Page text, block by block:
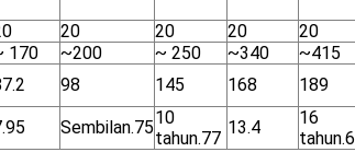
20 20 20
20
170 ~200 ~ 250 ~340
~415
98 145 168
189
Sembilan.7510
tahun.77
13.4
16
tahun.6